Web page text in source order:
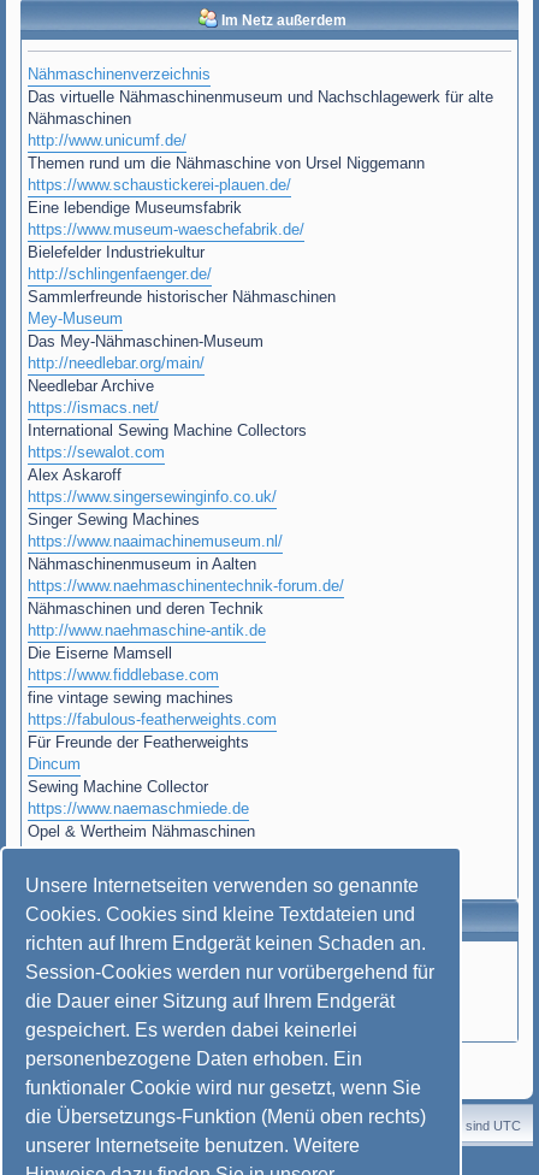
Unsere Internetseiten verwenden so genannte
Cookies. Cookies sind kleine Textdateien und
richten auf Ihrem Endgerät keinen Schaden an.
Session-Cookies werden nur vorübergehend für
die Dauer einer Sitzung auf Ihrem Endgerät
gespeichert. Es werden dabei keinerlei
personenbezogene Daten erhoben. Ein
funktionaler Cookie wird nur gesetzt, wenn Sie
die Übersetzungs-Funktion (Menü oben rechts)
unserer Internetseite benutzen. Weitere
Im Netz außerdem
Nähmaschinenverzeichnis
Das virtuelle Nähmaschinenmuseum und Nachschlagewerk für alte
Nähmaschinen
http://www.unicumf.de/
Themen rund um die Nähmaschine von Ursel Niggemann
https://www.schaustickerei-plauen.de/
Eine lebendige Museumsfabrik
https://www.museum-waeschefabrik.de/
Bielefelder Industriekultur
http://schlingenfaenger.de/
Sammlerfreunde historischer Nähmaschinen
Mey-Museum
Das Mey-Nähmaschinen-Museum
http://needlebar.org/main/
Needlebar Archive
https://ismacs.net/
International Sewing Machine Collectors
https://sewalot.com
Alex Askaroff
https://www.singersewinginfo.co.uk/
Singer Sewing Machines
https://www.naaimachinemuseum.nl/
Nähmaschinenmuseum in Aalten
https://www.naehmaschinentechnik-forum.de/
Nähmaschinen und deren Technik
http://www.naehmaschine-antik.de
Die Eiserne Mamsell
https://www.fiddlebase.com
fine vintage sewing machines
https://fabulous-featherweights.com
Für Freunde der Featherweights
Dincum
Sewing Machine Collector
https://www.naemaschmiede.de
Opel & Wertheim Nähmaschinen
Wikipedia
Funktionsweise der Nähmaschine
Rechtliches
Nutzungsbedingungen
Datenschutzerklärung
Powered byBoard3 Portal© 2009 - 2023 Board3 Group
Startseite Portal Foren-Übersicht Alle Zeiten sind UTC